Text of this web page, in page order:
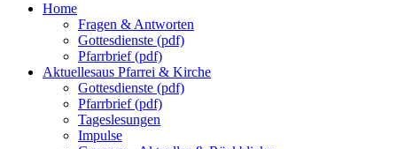
Home
Fragen & Antworten
Gottesdienste (pdf)
Pfarrbrief (pdf)
Aktuellesaus Pfarrei & Kirche
Gottesdienste (pdf)
Pfarrbrief (pdf)
Tageslesungen
Impulse